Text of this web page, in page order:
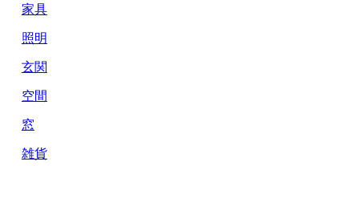
家具
照明
玄関
空間
窓
雑貨